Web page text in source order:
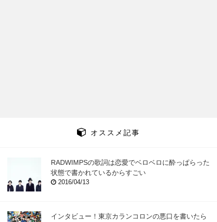
オススメ記事
RADWIMPSの歌詞は恋愛でベロベロに酔っぱらった
状態で書かれているからすごい
2016/04/13
インタビュー！東京カランコロンの悪口を書いたら